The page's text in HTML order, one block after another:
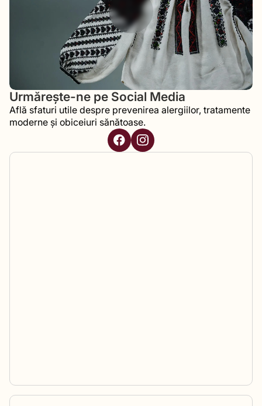
Urmărește-ne pe Social Media
Află sfaturi utile despre prevenirea alergiilor, tratamente
moderne și obiceiuri sănătoase.